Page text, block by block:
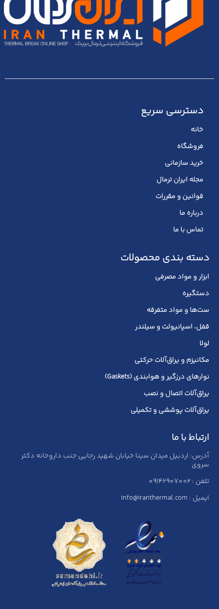
دسترسی سریع
خانه
فروشگاه
خرید سازمانی
مجله ایران ترمال
قوانین و مقررات
درباره ما
تماس با ما
دسته بندی محصولات
ابزار و مواد مصرفی
دستگیره
ست‌ها و مواد متفرقه
قفل، اسپانیولت و سیلندر
لولا
مکانیزم و یراق‌آلات حرکتی
نوارهای درزگیر و هوابندی (Gaskets)
یراق‌آلات اتصال و نصب
یراق‌آلات پوششی و تکمیلی
ارتباط با ما
آدرس: اردبیل میدان سینا خیابان شهید رجایی جنب داروخانه دکتر
سروی
تلفن : 09142907002
ایمیل : info@iranthermal.com